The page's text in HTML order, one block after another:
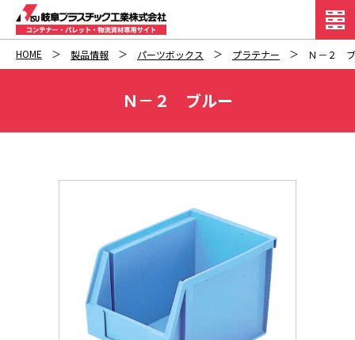
HOME 製品情報 パーツボックス プラテナー Ｎ－２
Ｎ－２ ブルー